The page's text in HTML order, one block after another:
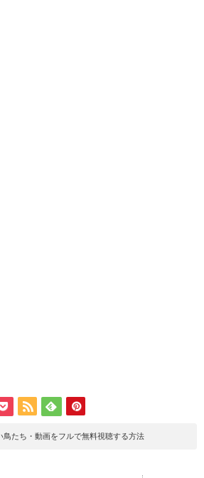
鳥たち・動画をフルで無料視聴する方法